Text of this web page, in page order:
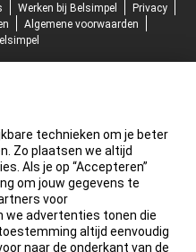
Werken bij Belsimpel
Privacy
Algemene voorwaarden
technieken om je beter
Zo plaatsen we altijd
Als je op “Accepteren”
om jouw gegevens te
voor
we advertenties tonen die
altijd eenvoudig
naar de onderkant van de